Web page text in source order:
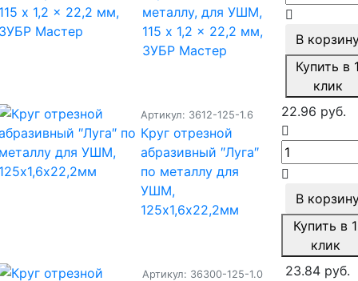
металлу, для УШМ,
115 x 1,2 x 22,2 мм,
ЗУБР Мастер
В
Купить в
клик
Артикул: 3612-125-1.6
Круг отрезной
абразивный ″Луга″
по металлу для
УШМ,
125х1,6х22,2мм
22.96 руб.
В
Купить в 1
клик
Артикул: 36300-125-1.0 23.84 руб.